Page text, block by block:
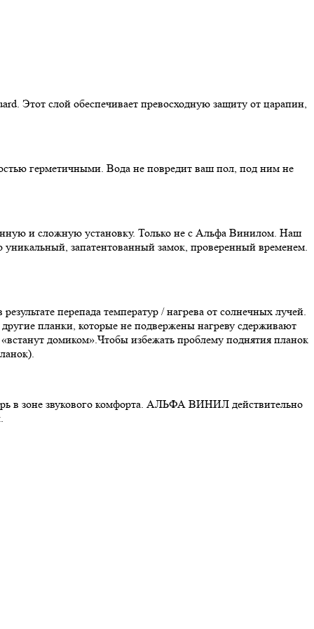
Этот слой обеспечивает превосходную защиту от царапин,
герметичными. Вода не повредит ваш пол, под ним не
и сложную установку. Только не с Альфа Винилом. Наш
уникальный, запатентованный замок, проверенный временем.
перепада температур / нагрева от солнечных лучей.
планки, которые не подвержены нагреву сдерживают
домиком».Чтобы избежать проблему поднятия планок
в зоне звукового комфорта. АЛЬФА ВИНИЛ действительно